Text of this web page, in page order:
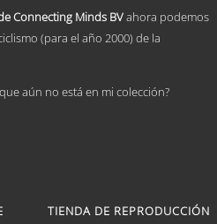
producto
Connecting Minds BVahora podemos
(para el año 2000) de la
aún no está en mi colección?
TIENDA DE REPRODUCCIÓN